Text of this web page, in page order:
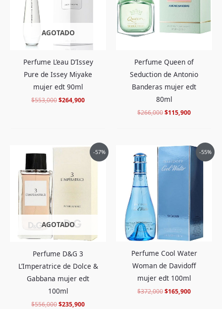
AGOTADO
Perfume L’eau D’Issey
Pure de Issey Miyake
mujer edt 90ml
$553,000$264,900
Perfume Queen of
Seduction de Antonio
Banderas mujer edt
80ml
$266,000$115,900
-57%
AGOTADO
Perfume D&G 3
L’Imperatrice de Dolce &
Gabbana mujer edt
100ml
$556,000
El
$556,000.
$235,900
El
precio
actual
-55%
Perfume Cool Water
Woman de Davidoff
mujer edt 100ml
$372,000
El
precio
original
era:
$165,900
El
precio
actual